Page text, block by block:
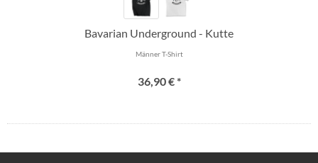
Bavarian Underground - Kutte
Männer T-Shirt
36,90 € *